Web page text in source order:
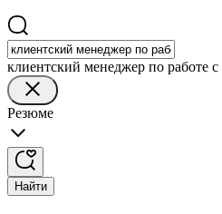
клиентский менеджер по работе
Резюме
Найти